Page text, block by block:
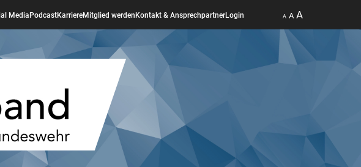
Media PodcastKarriereMitglied werden Kontakt & AnsprechpartnerLogin A A A